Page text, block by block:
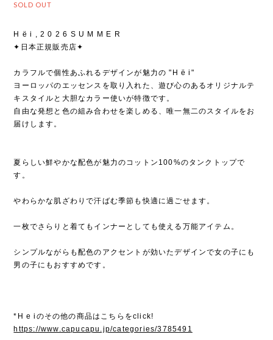
SOLD OUT
H ë i , 2 0 2 6 S U M M E R
✦日本正規販売店✦
カラフルで個性あふれるデザインが魅力の "H ë i"
ヨーロッパのエッセンスを取り入れた、遊び心のあるオリジナルテ
キスタイルと大胆なカラー使いが特徴です。
自由な発想と色の組み合わせを楽しめる、唯一無二のスタイルをお
届けします。
夏らしい鮮やかな配色が魅力のコットン100%のタンクトップで
す。
やわらかな肌ざわりで汗ばむ季節も快適に過ごせます。
一枚でさらりと着てもインナーとしても使える万能アイテム。
シンプルながらも配色のアクセントが効いたデザインで女の子にも
男の子にもおすすめです。
*H e iのその他の商品はこちらをclick!
https://www.capucapu.jp/categories/3785491